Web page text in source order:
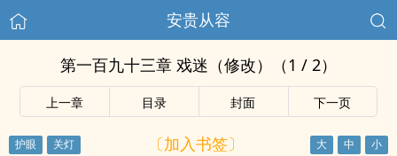
安贵从容
第一百九十三章 戏迷（修改）（1 / 2）
上一章 目录 封面 下一页
〔加入书签〕